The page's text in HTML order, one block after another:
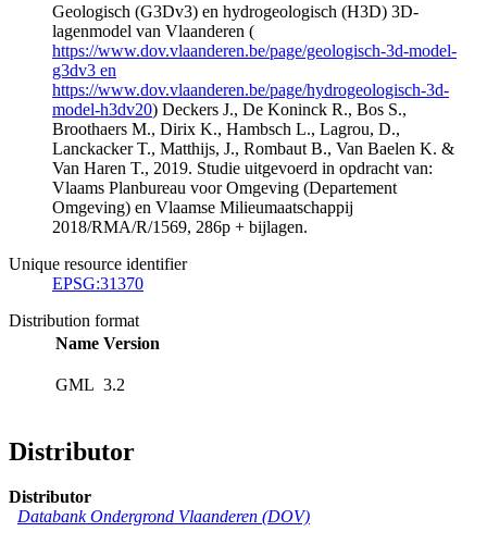
Geologisch (G3Dv3) en hydrogeologisch (H3D) 3D-
lagenmodel van Vlaanderen (
https://www.dov.vlaanderen.be/page/geologisch-3d-model-
g3dv3 en
https://www.dov.vlaanderen.be/page/hydrogeologisch-3d-
model-h3dv20) Deckers J., De Koninck R., Bos S.,
Broothaers M., Dirix K., Hambsch L., Lagrou, D.,
Lanckacker T., Matthijs, J., Rombaut B., Van Baelen K. &
Van Haren T., 2019. Studie uitgevoerd in opdracht van:
Vlaams Planbureau voor Omgeving (Departement
Omgeving) en Vlaamse Milieumaatschappij
2018/RMA/R/1569, 286p + bijlagen.
Unique resource identifier
EPSG:31370
Distribution format
Name Version
GML 3.2
Distributor
Distributor
Databank Ondergrond Vlaanderen (DOV)